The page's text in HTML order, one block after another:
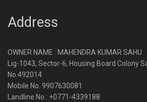
Address
OWNER NAME : MAHENDRA KUMAR SAHU
Lig-1043, Sector-6, Housing Board Colony
No.492014
Mobile No. 9907630081
Landline No.: +0771-4339188